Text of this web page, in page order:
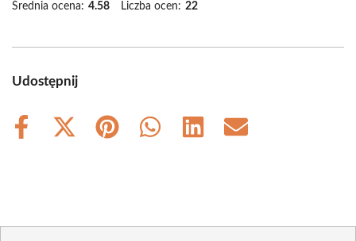
Średnia ocena: 4.58 Liczba ocen: 22
Udostępnij
Share
Share
Share
Share
Share
Share